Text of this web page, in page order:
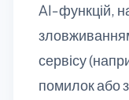
AI‑функцій,
зловживанням
сервісу
помилок або